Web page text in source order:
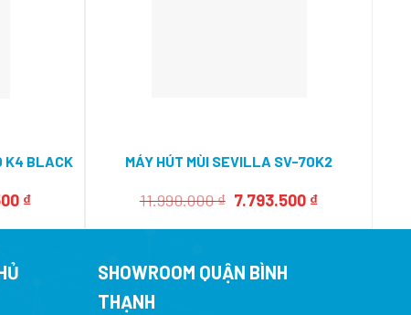
K4 BLACK
₫Giá
tại
7.468.500 ₫.
MÁY HÚT MÙI SEVILLA SV-70K2
11.990.000₫ Giá
là:
7.793.500 ₫Giá
tại
SHOWROOM QUẬN BÌNH
THẠNH